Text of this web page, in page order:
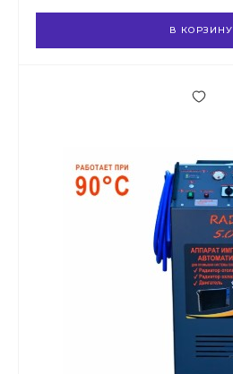
В КОРЗИНУ